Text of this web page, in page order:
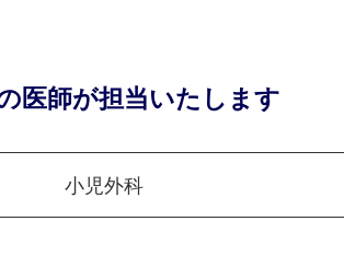
医師が担当いたします
小児外科